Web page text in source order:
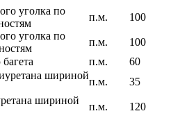
уголка по
п.м.
100
уголка по
п.м.
100
п.м.
60
шириной
п.м.
35
шириной
п.м.
120